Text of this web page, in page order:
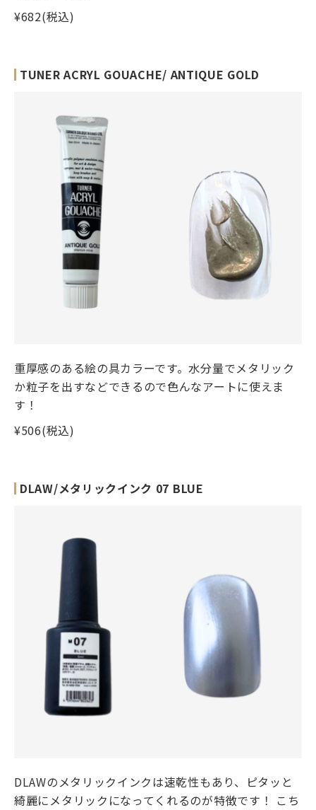
¥682(税込)
TUNER ACRYL GOUACHE/ ANTIQUE GOLD
重厚感のある絵の具カラーです。水分量でメタリック
か粒子を出すなどできるので色んなアートに使えま
す！
¥506(税込)
DLAW/メタリックインク 07 BLUE
DLAWのメタリックインクは速乾性もあり、ピタッと
綺麗にメタリックになってくれるのが特徴です！ こち